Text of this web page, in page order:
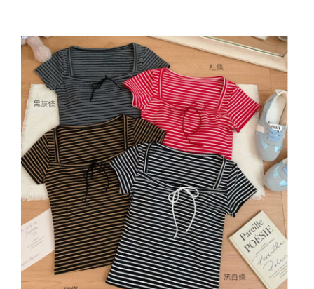
客戶支援中心」https://netprotections.freshdesk.com/support/home
【注意事項】
１．透過由恩沛科技股份有限公司提供之「AFTEE先享後付」服務完成之交
易，需依本服務之必要範圍內提供個人資料，並將交易相關給付款項請求債
權轉讓予恩沛科技股份有限公司。
２．關於個人資料處理事宜，請瀏覽以下網址：
https://aftee.tw/terms/#terms3
３．未成年的使用者請事先徵得法定代理人或監護人之同意方可使用
「AFTEE先享後付」，若未經同意申辦者引起之損失，本公司不負相關責
任。
４．使用「AFTEE先享後付」時，將依據個別帳號之用戶狀況，依本公司即
時審查核予不同之上限額度；若仍有額度不足之情形，本公司將視審查結果
請求用戶進行身份認證。
５．嚴禁一人註冊多個帳號或使用他人資訊註冊。若發現惡意使用之情形，
恩沛科技股份有限公司將有權停止該用戶之使用額度並採取法律行動。
每筆NT$85，滿NT$799(含以上)免運費
每筆NT$85，滿NT$799(含以上)免運費
海外宅配 查看運費